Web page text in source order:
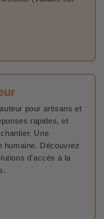
pour artisans et
rapides, et
Une
humaine. Découvrez
d'accès à la